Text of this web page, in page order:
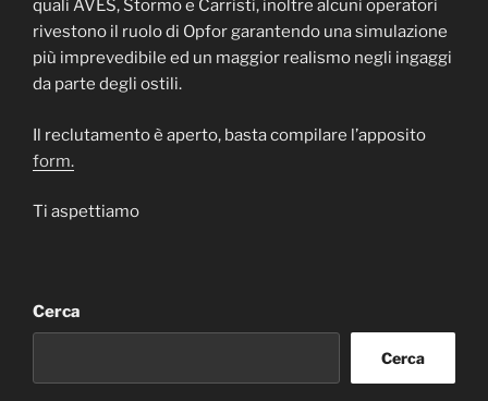
quali AVES, Stormo e Carristi, inoltre alcuni operatori
rivestono il ruolo di Opfor garantendo una simulazione
più imprevedibile ed un maggior realismo negli ingaggi
da parte degli ostili.
Il reclutamento è aperto, basta compilare l’apposito
form.
Ti aspettiamo
Cerca
Cerca